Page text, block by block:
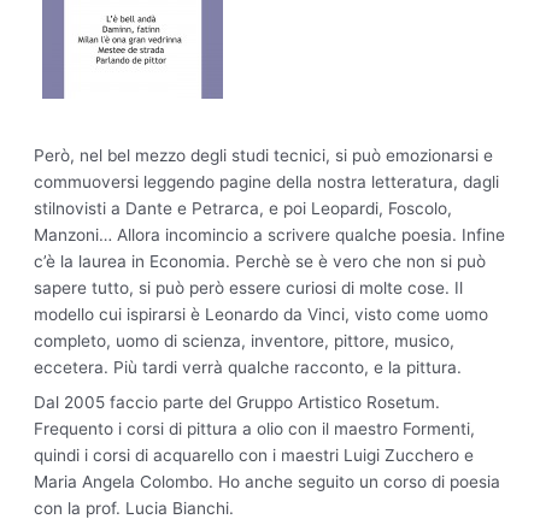
Però, nel bel mezzo degli studi tecnici, si può emozionarsi e
commuoversi leggendo pagine della nostra letteratura, dagli
stilnovisti a Dante e Petrarca, e poi Leopardi, Foscolo,
Manzoni… Allora incomincio a scrivere qualche poesia. Infine
c’è la laurea in Economia. Perchè se è vero che non si può
sapere tutto, si può però essere curiosi di molte cose. Il
modello cui ispirarsi è Leonardo da Vinci, visto come uomo
completo, uomo di scienza, inventore, pittore, musico,
eccetera. Più tardi verrà qualche racconto, e la pittura.
Dal 2005 faccio parte del Gruppo Artistico Rosetum.
Frequento i corsi di pittura a olio con il maestro Formenti,
quindi i corsi di acquarello con i maestri Luigi Zucchero e
Maria Angela Colombo. Ho anche seguito un corso di poesia
con la prof. Lucia Bianchi.